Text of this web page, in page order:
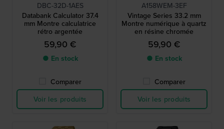
DBC-32D-1AES
Databank Calculator 37.4
mm Montre calculatrice
rétro argentée
59,90 €
● En stock
Comparer
Voir les produits
A158WEM-3EF
Vintage Series 33.2 mm
Montre numérique à quartz
en résine chromée
59,90 €
● En stock
Comparer
Voir les produits